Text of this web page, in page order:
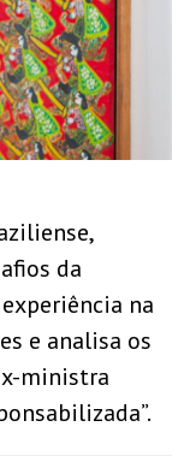
da
na
e analisa os
ministra